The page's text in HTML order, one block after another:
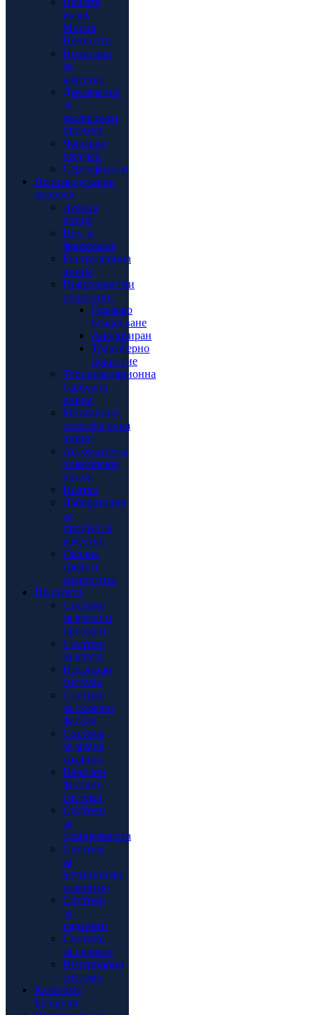
визия
Мисия
Ценности
Политика
за
качество
Декларация
за
екологичен
продукт
Човешки
ресурси
Сертификати
Производствени
процеси
Леярна
линия
Цех за
формоване
Екструзионна
линия
Повърхностни
обработки
Прахово
боядисване
Анодизиран
Трансферно
покритие
Топлоизолационна
бариерна
линия
Механична
технологична
линия
Автоматична
опаковъчна
линия
Пратка
Лаборатория
за
процеси и
качество
Околна
среда и
енергетика
Продукти
Системи
за врати и
прозорци
Системи
за врати
Плъзгащи
системи
Системи
за окачени
фасади
Система
за зимна
градина
Панелни
фасадни
системи
Системи
за
слънцезащита
Система
за
алуминиево
покритие
Системи
за
парапети
Системи
за первази
Интериорни
системи
Каталози/
Брошури